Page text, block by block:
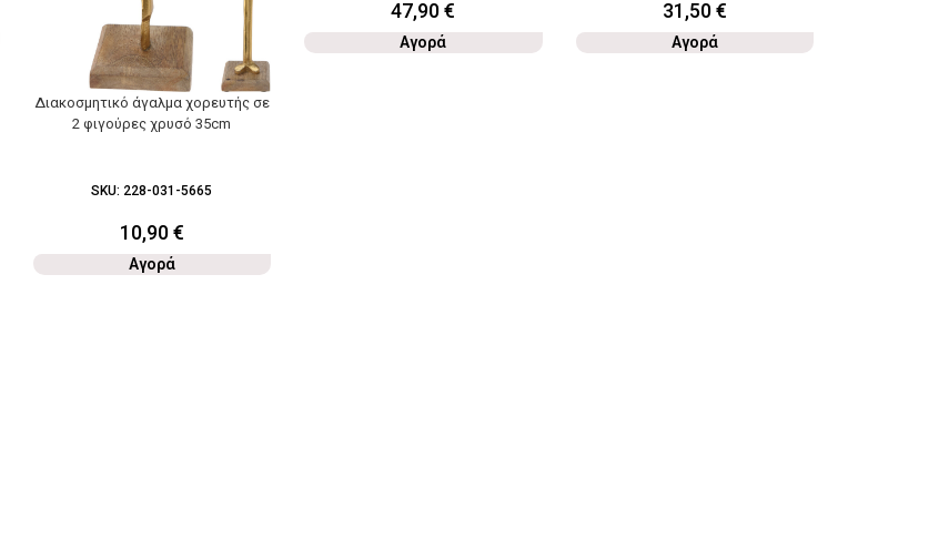
Διακοσμητικό άγαλμα χορευτής σε
2 φιγούρες χρυσό 35cm
SKU: 228-031-5665
10,90€
Αγορά
47,90€
Αγορά
31,50€
Αγορά